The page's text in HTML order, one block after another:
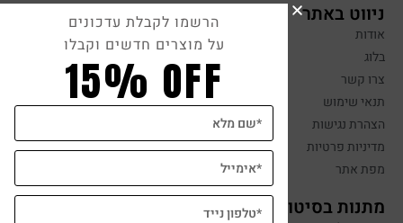
ניווט באתר
אודות
בלוג
צרו קשר
תנאי שימוש
הצהרת נגישות
מדיניות פרטיות
מפת אתר
מתנות בסיטונאות
הרשמו לקבלת עדכונים
על מוצרים חדשים וקבלו
15% OFF